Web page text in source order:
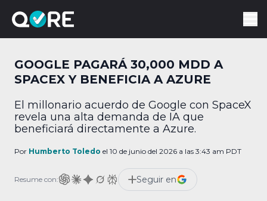
GOOGLE PAGARÁ 30,000 MDD A
SPACEX Y BENEFICIA A AZURE
El millonario acuerdo de Google con SpaceX
revela una alta demanda de IA que
beneficiará directamente a Azure.
Por Humberto Toledo el 10 de junio del 2026 a las 3:43 am PDT
Resume con: Seguir en